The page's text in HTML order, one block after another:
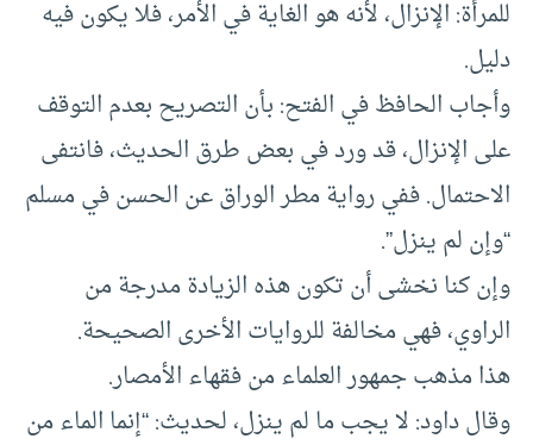
للمرأة: الإنزال، لأنه هو الغاية في الأمر، فلا يكون فيه
دليل.
وأجاب الحافظ في الفتح: بأن التصريح بعدم التوقف
على الإنزال، قد ورد في بعض طرق الحديث، فانتفى
الاحتمال. ففي رواية مطر الوراق عن الحسن في مسلم
“وإن لم ينزل”.
وإن كنا نخشى أن تكون هذه الزيادة مدرجة من
الراوي، فهي مخالفة للروايات الأخرى الصحيحة.
هذا مذهب جمهور العلماء من فقهاء الأمصار.
وقال داود: لا يجب ما لم ينزل، لحديث: “إنما الماء من